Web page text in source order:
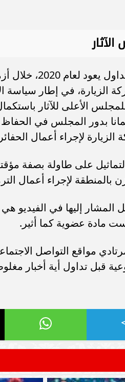
وتابع المجلس
الزيارة، في إطار سياسة
للمجلس الأعلى للآثار
بدور المجلس في
الزيارة لإجراء أعمال
على طاولة بصفة
بالمنطقة لإجراء أعمال
المشار إليها في الفيديو
مادة عضوية كما أثير.
مواقع التواصل
قبل تداول أية أخبار